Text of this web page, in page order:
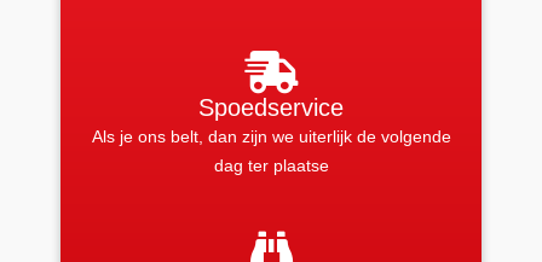
Spoedservice
Als je ons belt, dan zijn we uiterlijk de volgende
dag ter plaatse